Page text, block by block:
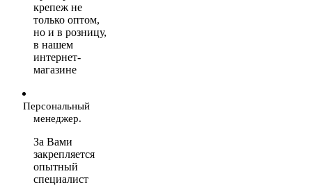
крепеж не
только оптом,
но и в розницу,
в нашем
интернет-
магазине
Персональный
менеджер.
За Вами
закрепляется
опытный
специалист